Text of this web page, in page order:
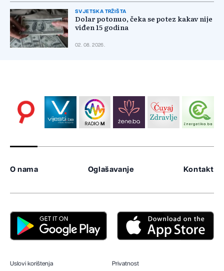
SVJETSKA TRŽIŠTA
Dolar potonuo, čeka se potez kakav nije
viđen 15 godina
02. 08. 2026.
O nama Oglašavanje Kontakt
Uslovi korištenja Privatnost